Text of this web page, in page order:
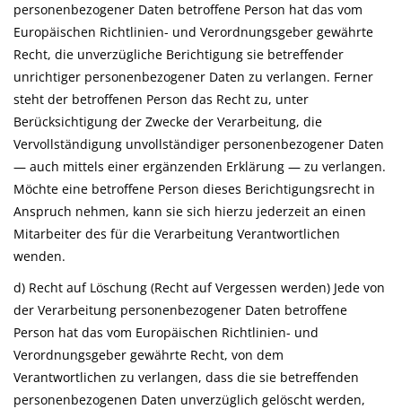
personenbezogener Daten betroffene Person hat das vom
Europäischen Richtlinien- und Verordnungsgeber gewährte
Recht, die unverzügliche Berichtigung sie betreffender
unrichtiger personenbezogener Daten zu verlangen. Ferner
steht der betroffenen Person das Recht zu, unter
Berücksichtigung der Zwecke der Verarbeitung, die
Vervollständigung unvollständiger personenbezogener Daten
— auch mittels einer ergänzenden Erklärung — zu verlangen.
Möchte eine betroffene Person dieses Berichtigungsrecht in
Anspruch nehmen, kann sie sich hierzu jederzeit an einen
Mitarbeiter des für die Verarbeitung Verantwortlichen
wenden.
d) Recht auf Löschung (Recht auf Vergessen werden) Jede von
der Verarbeitung personenbezogener Daten betroffene
Person hat das vom Europäischen Richtlinien- und
Verordnungsgeber gewährte Recht, von dem
Verantwortlichen zu verlangen, dass die sie betreffenden
personenbezogenen Daten unverzüglich gelöscht werden,